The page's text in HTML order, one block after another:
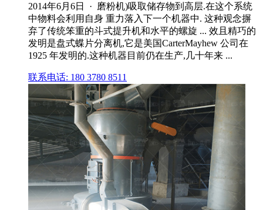
2014年6月6日 · 磨粉机)吸取储存物到高层.在这个系统
中物料会利用自身 重力落入下一个机器中. 这种观念摒
弃了传统笨重的斗式提升机和水平的螺旋 ... 效且精巧的
发明是盘式蝶片分离机,它是美国CarterMayhew 公司在
1925 年发明的.这种机器目前仍在生产,几十年来 ...
联系电话: 180 3780 8511